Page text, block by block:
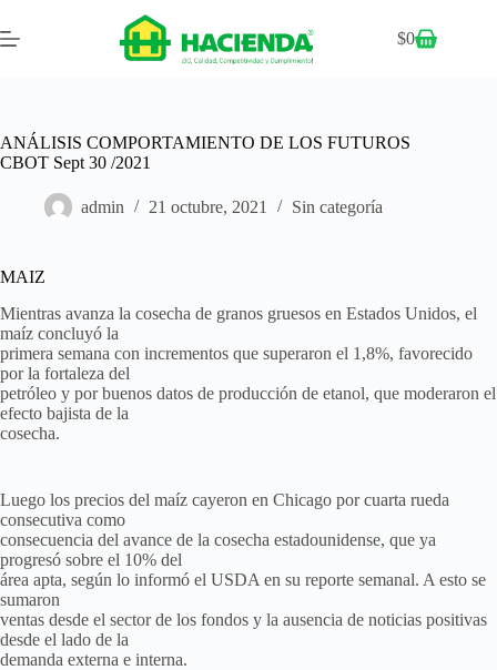
$0
ANÁLISIS COMPORTAMIENTO DE LOS FUTUROS
CBOT Sept 30 /2021
admin 21 octubre, 2021 Sin categoría
MAIZ
Mientras avanza la cosecha de granos gruesos en Estados Unidos, el
maíz concluyó la
primera semana con incrementos que superaron el 1,8%, favorecido
por la fortaleza del
petróleo y por buenos datos de producción de etanol, que moderaron el
efecto bajista de la
cosecha.
Luego los precios del maíz cayeron en Chicago por cuarta rueda
consecutiva como
consecuencia del avance de la cosecha estadounidense, que ya
progresó sobre el 10% del
área apta, según lo informó el USDA en su reporte semanal. A esto se
sumaron
ventas desde el sector de los fondos y la ausencia de noticias positivas
desde el lado de la
demanda externa e interna.